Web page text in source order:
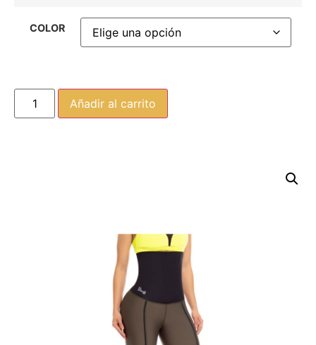
COLOR
Añadir al carrito